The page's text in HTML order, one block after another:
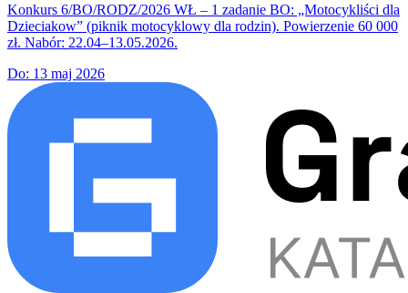
Konkurs 6/BO/RODZ/2026 WŁ – 1 zadanie BO: „Motocykliści dla
Dzieciakow” (piknik motocyklowy dla rodzin). Powierzenie 60 000
zł. Nabór: 22.04–13.05.2026.
Do: 13 maj 2026